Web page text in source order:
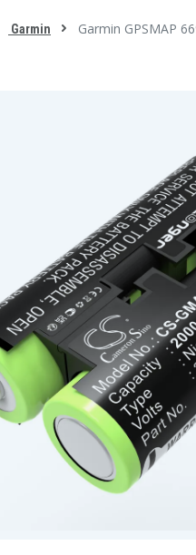
Garmin Garmin GPSMAP